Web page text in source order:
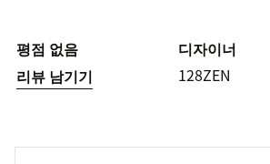
평점 없음
리뷰 남기기
디자이너
128ZEN